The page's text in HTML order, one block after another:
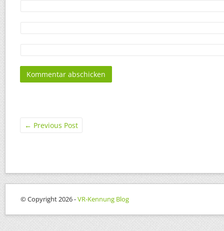
← Previous Post
© Copyright 2026 -VR-Kennung Blog